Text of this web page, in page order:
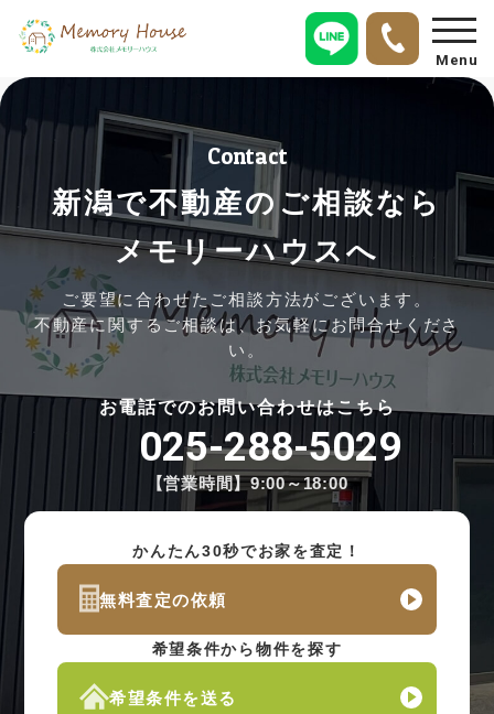
Menu
Contact
新潟で不動産のご相談なら
メモリーハウスへ
ご要望に合わせたご相談方法がございます。
不動産に関するご相談は、お気軽にお問合せくださ
い。
お電話でのお問い合わせはこちら
025-288-5029
【営業時間】9:00～18:00
かんたん30秒でお家を査定！
無料査定の依頼
希望条件から物件を探す
希望条件を送る